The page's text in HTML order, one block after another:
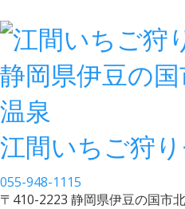
静岡県伊豆の
温泉
江間いちご狩
055-948-1115
〒410-2223 静岡県伊豆の国市